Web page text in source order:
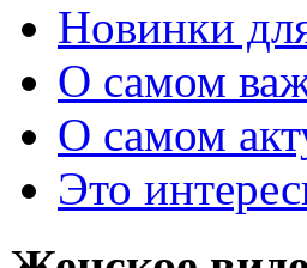
Новинки
О самом
О самом
Это